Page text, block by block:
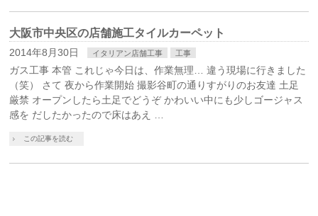
大阪市中央区の店舗施工タイルカーペット
2014年8月30日 イタリアン店舗工事 工事
ガス工事 本管 これじゃ今日は、作業無理… 違う現場に行きました
（笑） さて 夜から作業開始 撮影谷町の通りすがりのお友達 土足
厳禁 オープンしたら土足でどうぞ かわいい中にも少しゴージャス
感を だしたかったので床はあえ …
この記事を読む